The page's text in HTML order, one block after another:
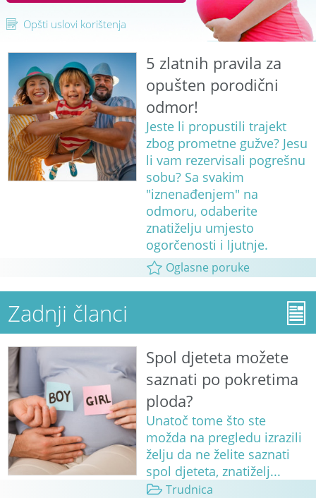
Opšti uslovi korištenja
5 zlatnih pravila za
opušten porodični
odmor!
Jeste li propustili trajekt
zbog prometne gužve? Jesu
li vam rezervisali pogrešnu
sobu? Sa svakim
"iznenađenjem" na
odmoru, odaberite
znatiželju umjesto
ogorčenosti i ljutnje.
Oglasne poruke
Zadnji članci
Spol djeteta možete
saznati po pokretima
ploda?
Unatoč tome što ste
možda na pregledu izrazili
želju da ne želite saznati
spol djeteta, znatiželj...
Trudnica